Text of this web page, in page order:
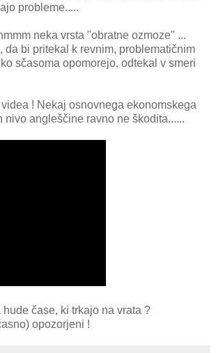
probleme.....
neka vrsta "obratne ozmoze" ...
da bi pritekal k revnim, problematičnim
sčasoma opomorejo, odtekal v smeri
! Nekaj osnovnega ekonomskega
nivo angleščine ravno ne škodita......
čase, ki trkajo na vrata ?
opozorjeni !